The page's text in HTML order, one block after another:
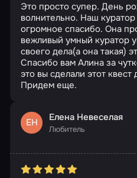
Это просто супер. День
волнительно. Наш
огромное спасибо. Она
вежливый умный куратор
своего дела(а она такая)
Спасибо вам Алина за
это вы сделали этот
Придем еще.
ЕН Елена Невеселая
Любитель